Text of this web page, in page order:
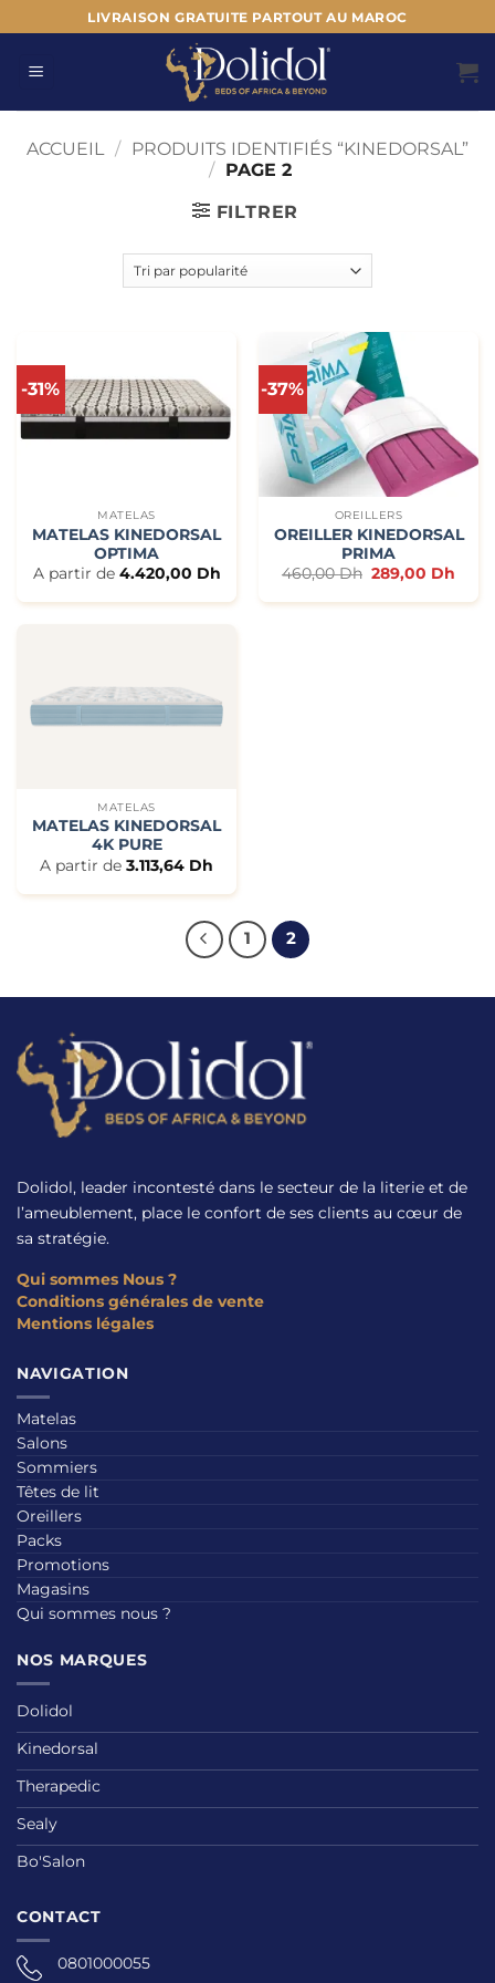
au
contenu
LIVRAISON GRATUITE PARTOUT AU MAROC
ACCUEIL / PRODUITS IDENTIFIÉS “KINEDORSAL”
/ PAGE 2
FILTRER
-31%
MATELAS
MATELAS KINEDORSAL
OPTIMA
A partir de 4.420,00 Dh
-37%
OREILLERS
OREILLER KINEDORSAL
PRIMA
460,00Dh Le
initial
289,00 Dh
MATELAS
MATELAS KINEDORSAL
4K PURE
A partir de 3.113,64 Dh
1 2
Dolidol, leader incontesté dans le secteur de la literie et de
l’ameublement, place le confort de ses clients au cœur de
sa stratégie.
Qui sommes Nous ?
Conditions générales de vente
Mentions légales
NAVIGATION
Matelas
Salons
Sommiers
Têtes de lit
Oreillers
Packs
Promotions
Magasins
Qui sommes nous ?
NOS MARQUES
Dolidol
Kinedorsal
Therapedic
Sealy
Bo'Salon
CONTACT
0801000055